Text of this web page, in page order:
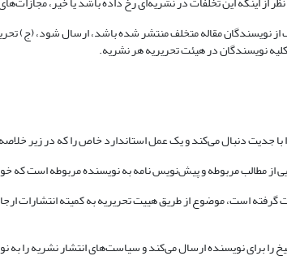
نویسندگان در هیئت تحریریه هر نشریه.
با جدیت دنبال می‌کند و یک عمل استاندارد خاص را که در زیر
گرفته است، موضوع از طریق هییت تحریریه به کمیته انتشارات
را برای نویسنده ارسال می‌کند و سیاست‌های انتشار نشریه را